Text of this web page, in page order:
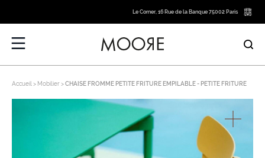
Le Corner, 16 Rue de la Banque 75002 Paris
Accueil Mobilier CHAISE FROMME PETITE FRITURE EMPILABLE - PETITE FRITURE